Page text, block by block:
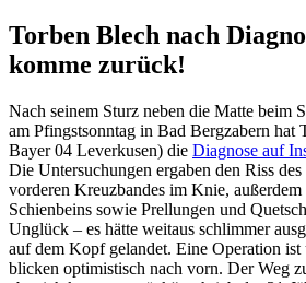
Torben Blech nach
komme zurück!
Nach seinem Sturz neben die Matte beim
am Pfingstsonntag in Bad Bergzabern hat
Bayer 04 Leverkusen) die Diagnose auf
Die Untersuchungen ergaben den Riss
vorderen Kreuzbandes im Knie,
Schienbeins sowie Prellungen und
Unglück – es hätte weitaus schlimmer
auf dem Kopf gelandet. Eine Operation
blicken optimistisch nach vorn. Der Weg